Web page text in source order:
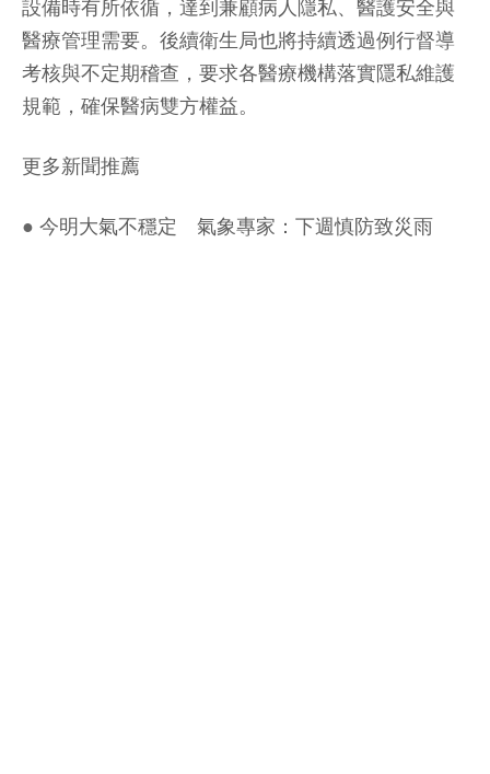
設備時有所依循，達到兼顧病人隱私、醫護安全與
醫療管理需要。後續衛生局也將持續透過例行督導
考核與不定期稽查，要求各醫療機構落實隱私維護
規範，確保醫病雙方權益。
更多新聞推薦
● 今明大氣不穩定 氣象專家：下週慎防致災雨